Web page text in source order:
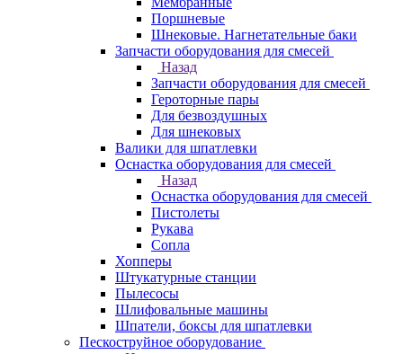
Поршневые
Шнековые. Нагнетательные баки
Запчасти оборудования для смесей
Назад
Запчасти оборудования для смесей
Героторные пары
Для безвоздушных
Для шнековых
Валики для шпатлевки
Оснастка оборудования для смесей
Назад
Оснастка оборудования для смесей
Пистолеты
Рукава
Сопла
Хопперы
Штукатурные станции
Пылесосы
Шлифовальные машины
Шпатели, боксы для шпатлевки
Пескоструйное оборудование